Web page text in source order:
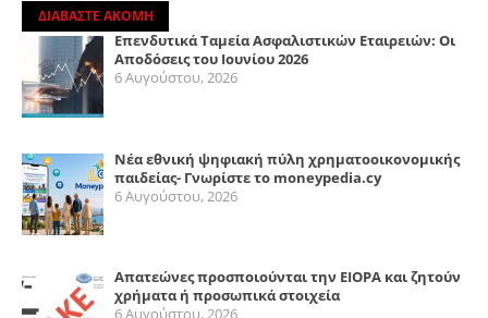
ΔΙΑΒΑΣΤΕ ΑΚΟΜΗ
Επενδυτικά Ταμεία Ασφαλιστικών Εταιρειών: Οι
Αποδόσεις του Ιουνίου 2026
6 Αυγούστου, 2026
Νέα εθνική ψηφιακή πύλη χρηματοοικονομικής
παιδείας- Γνωρίστε το moneypedia.cy
6 Αυγούστου, 2026
Απατεώνες προσποιούνται την EIOPA και ζητούν
χρήματα ή προσωπικά στοιχεία
6 Αυγούστου, 2026